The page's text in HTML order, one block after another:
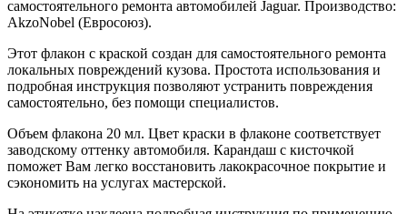
самостоятельного ремонта автомобилей Jaguar. Производство:
AkzoNobel (Евросоюз).
Этот флакон с краской создан для самостоятельного ремонта
локальных повреждений кузова. Простота использования и
подробная инструкция позволяют устранить повреждения
самостоятельно, без помощи специалистов.
Объем флакона 20 мл. Цвет краски в флаконе соответствует
заводскому оттенку автомобиля. Карандаш с кисточкой
поможет Вам легко восстановить лакокрасочное покрытие и
сэкономить на услугах мастерской.